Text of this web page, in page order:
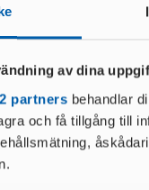
av dina
partners behandlar
och få tillgång till
31 JULI